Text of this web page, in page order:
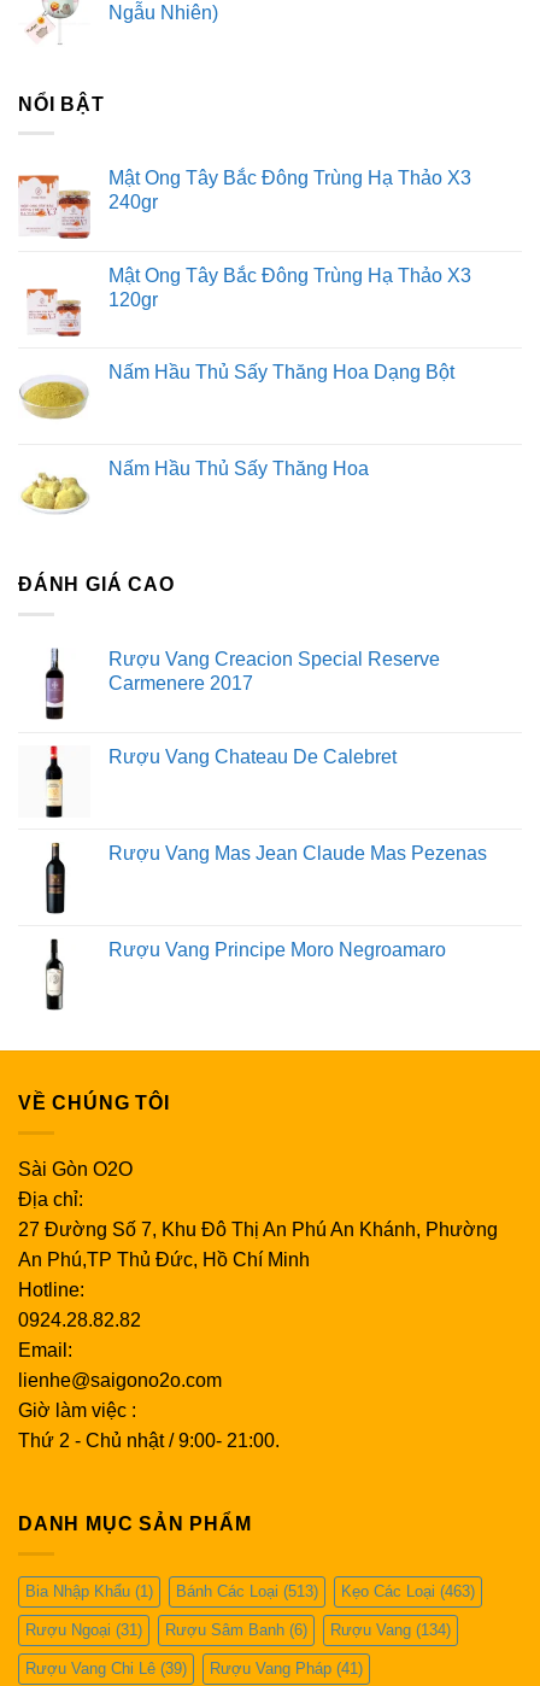
Ngẫu Nhiên)
NỔI BẬT
Mật Ong Tây Bắc Đông Trùng Hạ Thảo X3
240gr
Mật Ong Tây Bắc Đông Trùng Hạ Thảo X3
120gr
Nấm Hầu Thủ Sấy Thăng Hoa Dạng Bột
Nấm Hầu Thủ Sấy Thăng Hoa
ĐÁNH GIÁ CAO
Rượu Vang Creacion Special Reserve
Carmenere 2017
Rượu Vang Chateau De Calebret
Rượu Vang Mas Jean Claude Mas Pezenas
Rượu Vang Principe Moro Negroamaro
VỀ CHÚNG TÔI
Sài Gòn O2O
Địa chỉ:
27 Đường Số 7, Khu Đô Thị An Phú An Khánh, Phường
An Phú,TP Thủ Đức, Hồ Chí Minh
Hotline:
0924.28.82.82
Email:
lienhe@saigono2o.com
Giờ làm việc :
Thứ 2 - Chủ nhật / 9:00- 21:00.
DANH MỤC SẢN PHẨM
Bia Nhập Khẩu (1) Bánh Các Loại (513) Kẹo Các Loại (463)
Rượu Ngoại (31) Rượu Sâm Banh (6) Rượu Vang (134)
Rượu Vang Chi Lê (39) Rượu Vang Pháp (41)